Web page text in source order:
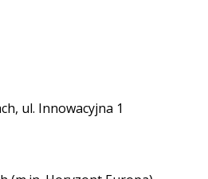
ul. Innowacyjna 1